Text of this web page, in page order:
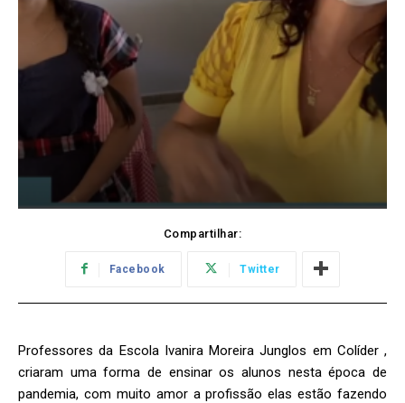
Compartilhar:
Facebook Twitter
Professores da Escola Ivanira Moreira Junglos em Colíder ,
criaram uma forma de ensinar os alunos nesta época de
pandemia, com muito amor a profissão elas estão fazendo